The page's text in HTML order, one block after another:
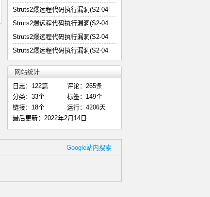
Struts2爆远程代码执行漏洞(S2-04
Struts2爆远程代码执行漏洞(S2-04
Struts2爆远程代码执行漏洞(S2-04
Struts2爆远程代码执行漏洞(S2-04
网站统计
日志：122篇
评论：265条
分类：33个
标签：149个
链接：18个
运行：4206天
最后更新：2022年2月14日
Google站内搜索